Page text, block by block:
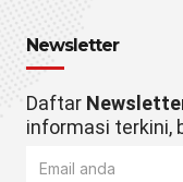
Newsletter
Daftar
informasi terkini,